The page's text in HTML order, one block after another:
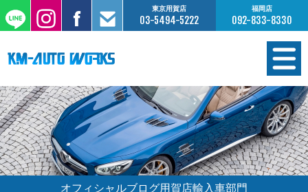
東京用賀店
03-5494-5222
福岡店
092-833-8330
在庫情報
オーダー販売
工場サービス
オフィシャルブログ用賀店輸入車部門